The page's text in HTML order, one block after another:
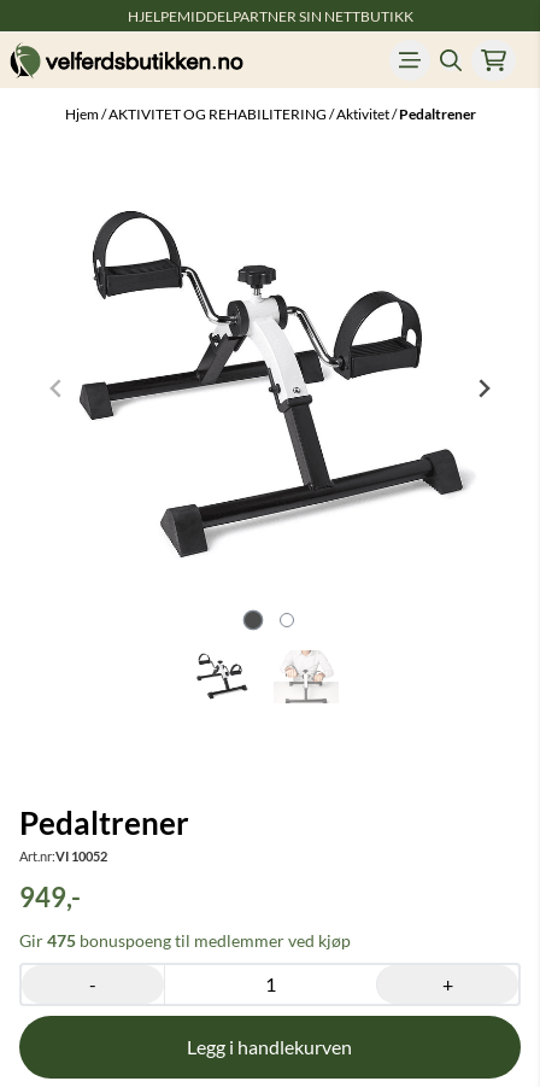
Hopp til innholdHJELPEMIDDELPARTNER SIN NETTBUTIKK
Hjem/AKTIVITET OG REHABILITERING /Aktivitet/Pedaltrener
Pedaltrener
Art.nr:VI 10052
949,-
Gir475 bonuspoeng til medlemmer ved kjøp
- +